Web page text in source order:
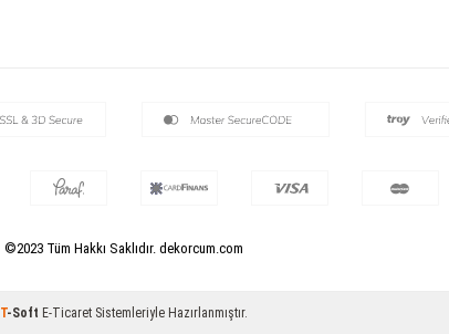
©2023 Tüm Hakkı Saklıdır. dekorcum.com
T-Soft E-Ticaret Sistemleriyle Hazırlanmıştır.